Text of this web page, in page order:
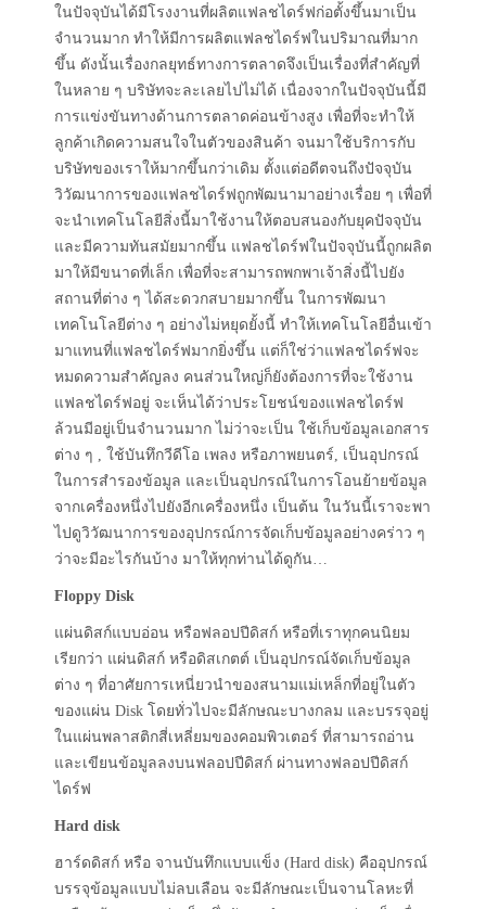
ในปัจจุบันได้มีโรงงานที่ผลิตแฟลชไดร์ฟก่อตั้งขึ้นมาเป็น
จำนวนมาก ทำให้มีการผลิตแฟลชไดร์ฟในปริมาณที่มาก
ขึ้น ดังนั้นเรื่องกลยุทธ์ทางการตลาดจึงเป็นเรื่องที่สำคัญที่
ในหลาย ๆ บริษัทจะละเลยไปไม่ได้ เนื่องจากในปัจจุบันนี้มี
การแข่งขันทางด้านการตลาดค่อนข้างสูง เพื่อที่จะทำให้
ลูกค้าเกิดความสนใจในตัวของสินค้า จนมาใช้บริการกับ
บริษัทของเราให้มากขึ้นกว่าเดิม ตั้งแต่อดีตจนถึงปัจจุบัน
วิวัฒนาการของแฟลชไดร์ฟถูกพัฒนามาอย่างเรื่อย ๆ เพื่อที่
จะนำเทคโนโลยีสิ่งนี้มาใช้งานให้ตอบสนองกับยุคปัจจุบัน
และมีความทันสมัยมากขึ้น แฟลชไดร์ฟในปัจจุบันนี้ถูกผลิต
มาให้มีขนาดที่เล็ก เพื่อที่จะสามารถพกพาเจ้าสิ่งนี้ไปยัง
สถานที่ต่าง ๆ ได้สะดวกสบายมากขึ้น ในการพัฒนา
เทคโนโลยีต่าง ๆ อย่างไม่หยุดยั้งนี้ ทำให้เทคโนโลยีอื่นเข้า
มาแทนที่แฟลชไดร์ฟมากยิ่งขึ้น แต่ก็ใช่ว่าแฟลชไดร์ฟจะ
หมดความสำคัญลง คนส่วนใหญ่ก็ยังต้องการที่จะใช้งาน
แฟลชไดร์ฟอยู่ จะเห็นได้ว่าประโยชน์ของแฟลชไดร์ฟ
ล้วนมีอยู่เป็นจำนวนมาก ไม่ว่าจะเป็น ใช้เก็บข้อมูลเอกสาร
ต่าง ๆ , ใช้บันทึกวีดีโอ เพลง หรือภาพยนตร์, เป็นอุปกรณ์
ในการสำรองข้อมูล และเป็นอุปกรณ์ในการโอนย้ายข้อมูล
จากเครื่องหนึ่งไปยังอีกเครื่องหนึ่ง เป็นต้น ในวันนี้เราจะพา
ไปดูวิวัฒนาการของอุปกรณ์การจัดเก็บข้อมูลอย่างคร่าว ๆ
ว่าจะมีอะไรกันบ้าง มาให้ทุกท่านได้ดูกัน…
Floppy Disk
แผ่นดิสก์แบบอ่อน หรือฟลอปปีดิสก์ หรือที่เราทุกคนนิยม
เรียกว่า แผ่นดิสก์ หรือดิสเกตต์ เป็นอุปกรณ์จัดเก็บข้อมูล
ต่าง ๆ ที่อาศัยการเหนี่ยวนำของสนามแม่เหล็กที่อยู่ในตัว
ของแผ่น Disk โดยทั่วไปจะมีลักษณะบางกลม และบรรจุอยู่
ในแผ่นพลาสติกสี่เหลี่ยมของคอมพิวเตอร์ ที่สามารถอ่าน
และเขียนข้อมูลลงบนฟลอปปีดิสก์ ผ่านทางฟลอปปีดิสก์
ไดร์ฟ
Hard disk
ฮาร์ดดิสก์ หรือ จานบันทึกแบบแข็ง (Hard disk) คืออุปกรณ์
บรรจุข้อมูลแบบไม่ลบเลือน จะมีลักษณะเป็นจานโลหะที่